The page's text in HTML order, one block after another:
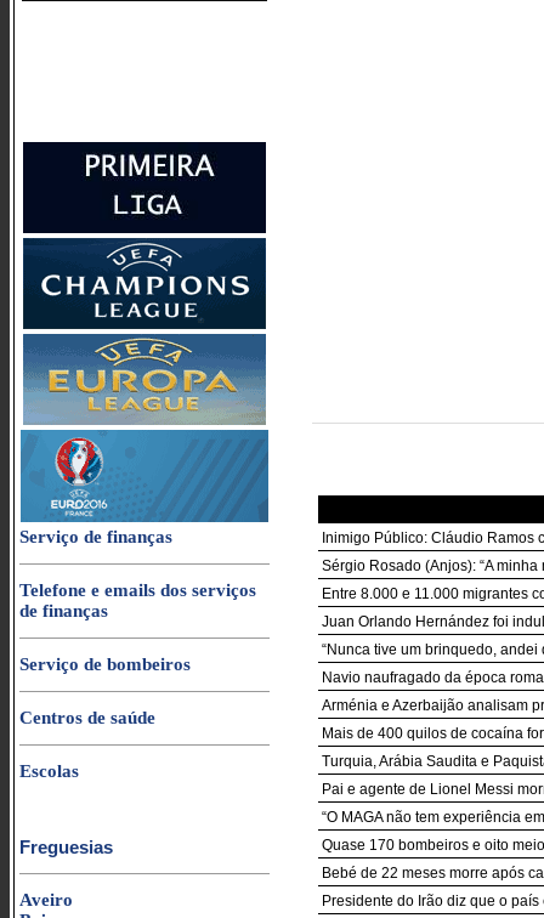
Serviço de finanças
Telefone e emails dos serviços
de finanças
Serviço de bombeiros
Centros de saúde
Escolas
Freguesias
Aveiro
Inimigo Público: Cláudio Ramos
Sérgio Rosado (Anjos): “A
Entre 8.000 e 11.000 migrantes
Juan Orlando Hernández foi
“Nunca tive um brinquedo,
Navio naufragado da época
Arménia e Azerbaijão analisam
Mais de 400 quilos de cocaína
Turquia, Arábia Saudita e
Pai e agente de Lionel Messi
“O MAGA não tem experiência
Quase 170 bombeiros e oito
Bebé de 22 meses morre após
Presidente do Irão diz que o